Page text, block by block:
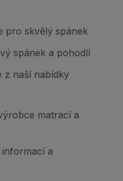
pro skvělý spánek
spánek a pohodlí
z naší nabídky
matrací a
a